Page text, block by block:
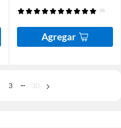
(6)
Agregar
3 ... 30